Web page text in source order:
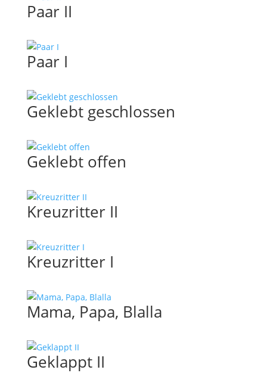
Paar II
Paar I
Geklebt geschlossen
Geklebt offen
Kreuzritter II
Kreuzritter I
Mama, Papa, Blalla
Geklappt II